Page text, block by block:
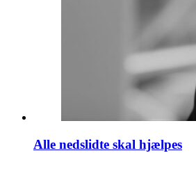
Alle nedslidte skal hjælpes